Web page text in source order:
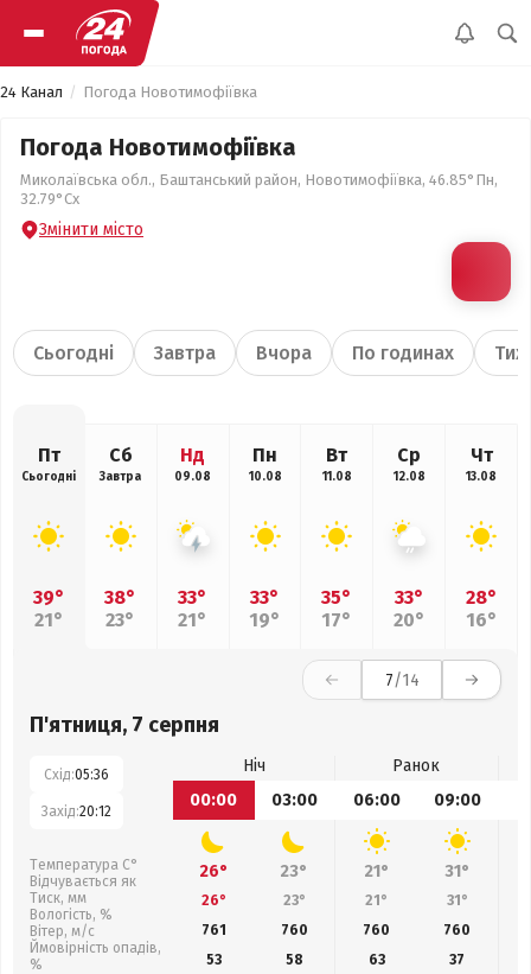
24 Канал Погода Новотимофіївка
Погода Новотимофіївка
Миколаївська обл., Баштанський район, Новотимофіївка, 46.85°Пн,
32.79°Сх
Змінити місто
Сьогодні Завтра Вчора По годинах
Пт
Сьогодні
39°
21°
Сб
Завтра
38°
23°
Нд
09.08
33°
21°
Пн
10.08
33°
19°
Вт
11.08
35°
17°
Ср
12.08
33°
20°
Чт
13.08
28°
16°
7/14
П'ятниця, 7 серпня
Схід:05:36
Захід:20:12
Температура С°
Відчувається як
Тиск, мм
Вологість, %
Вітер, м/с
Ймовірність опадів,
%
Ніч
Ранок
00:00
03:00 06:00 09:00
26° 23° 21° 31°
26° 23° 21° 31°
761
760 760 760
53
58 63 37